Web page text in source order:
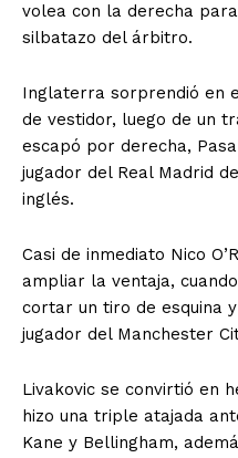
volea con la derecha
silbatazo del árbitro.
Inglaterra sorprendió en
de vestidor, luego de un
escapó por derecha,
jugador del Real Madrid
inglés.
Casi de inmediato Nico
ampliar la ventaja,
cortar un tiro de esquina
jugador del Manchester
Livakovic se convirtió en
hizo una triple atajada
Kane y Bellingham,